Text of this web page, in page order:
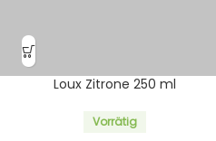
Loux Zitrone 250 ml
Vorrätig